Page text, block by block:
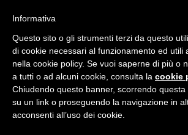
Informativa
Questo sito o gli strumenti terzi da questo
di cookie necessari al funzionamento ed utili
nella cookie policy. Se vuoi saperne di più o
a tutti o ad alcuni cookie, consulta la cookie
Chiudendo questo banner, scorrendo
su un link o proseguendo la navigazione in
acconsenti all’uso dei cookie.